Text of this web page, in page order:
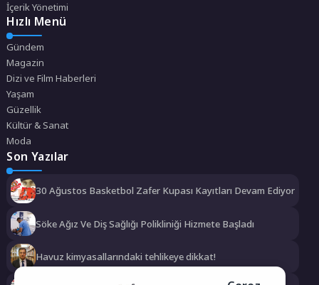
İçerik Yönetimi
Hızlı Menü
Gündem
Magazin
Dizi ve Film Haberleri
Yaşam
Güzellik
Kültür & Sanat
Moda
Son Yazılar
30 Ağustos Basketbol Zafer Kupası Kayıtları Devam Ediyor
Söke Ağız Ve Diş Sağlığı Polikliniği Hizmete Başladı
Havuz kimyasallarındaki tehlikeye dikkat!